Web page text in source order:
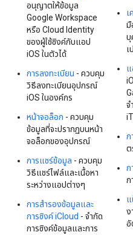
อนุญาตให้ข้อมูล
Google Workspace
หรือ Cloud Identity
ของผู้ใช้ซิงค์กับแอป
iOS ในตัวได้
การลงทะเบียน - ควบคุม
วิธีลงทะเบียนอุปกรณ์
iOS ในองค์กร
หน้าจอล็อก - ควบคุม
ข้อมูลที่จะปรากฏบนหน้า
จอล็อกของอุปกรณ์
การแชร์ข้อมูล - ควบคุม
วิธีแชร์ไฟล์และเนื้อหา
ระหว่างแอปต่างๆ
การสำรองข้อมูลและ
การซิงค์ iCloud - จำกัด
การซิงค์ข้อมูลและการ
เ
มื
บุ
เ
จ
ก
ต
ก
ก
ง
อั